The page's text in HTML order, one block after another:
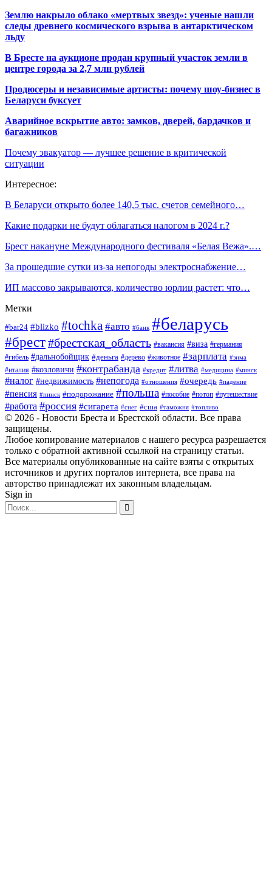
Землю накрыло облако «мертвых звезд»: ученые нашли
следы древнего космического взрыва в антарктическом
льду
В Бресте на аукционе продан крупный участок земли в
центре города за 2,7 млн рублей
Продюсеры и независимые артисты: почему шоу-бизнес в
Беларуси буксует
Аварийное вскрытие авто: замков, дверей, бардачков и
багажников
Почему эвакуатор — лучшее решение в критической
ситуации
Интересное:
В Беларуси открыто более 140,5 тыс. счетов семейного…
Какие подарки не будут облагаться налогом в 2024 г.?
Брест накануне Международного фестиваля «Белая Вежа».…
За прошедшие сутки из-за непогоды электроснабжение…
ИП массово закрываются, количество юрлиц растет: что…
Метки
#bar24 #blizko #tochka #авто #банк #беларусь
#брест#брестская_область #вакансия #виза #германия
#гибель #дальнобойщик #деньга #дерево #животное #зарплата #зима
#италия #козловичи #контрабанда #кредит #литва #медицина #минск
#налог #недвижимость #непогода #отношения #очередь #падение
#пенсия #пинск #подорожание #польша #пособие #потоп #путешествие
#работа #россия #сигарета #снег #сша #таможня #топливо
© 2026 - Новости Бреста и Брестской области. Все права
защищены.
Любое копирование материалов с нашего ресурса разрешается
только с обратной активной ссылкой на страницу статьи.
Все материалы опубликованные на сайте взяты с открытых
источников и других порталов интернета, все права на
авторство принадлежат их законным владельцам.
Sign in